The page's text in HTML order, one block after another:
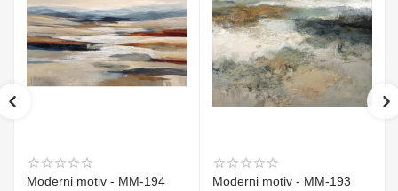
Moderni motiv - MM-194 Moderni motiv - MM-193